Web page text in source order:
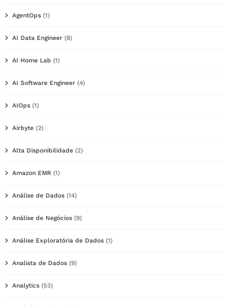
AgentOps (1)
AI Data Engineer (8)
AI Home Lab (1)
AI Software Engineer (4)
AIOps (1)
Airbyte (2)
Alta Disponibilidade (2)
Amazon EMR (1)
Análise de Dados (14)
Análise de Negócios (9)
Análise Exploratória de Dados (1)
Analista de Dados (9)
Analytics (53)